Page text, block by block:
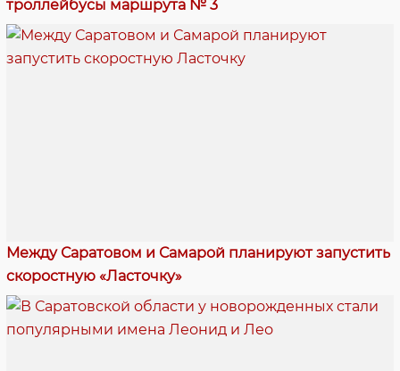
троллейбусы маршрута № 3
Между Саратовом и Самарой планируют запустить
скоростную «Ласточку»